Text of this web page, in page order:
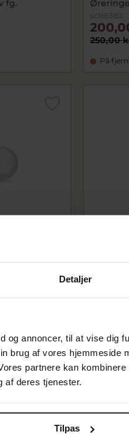
Detaljer
og annoncer, til at vise dig
brug af vores hjemmeside
partnere kan
af deres tjenester.
Tilpas
fg.
sc165382
250,00
På
sz7990003